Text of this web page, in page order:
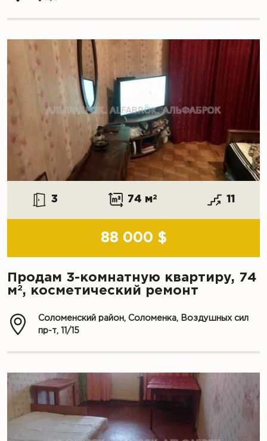
3 74 м2 11
88 000 $
Продам 3-комнатную квартиру, 74
м2, косметический ремонт
Соломенский район, Соломенка, Воздушных сил
пр-т, 11/15